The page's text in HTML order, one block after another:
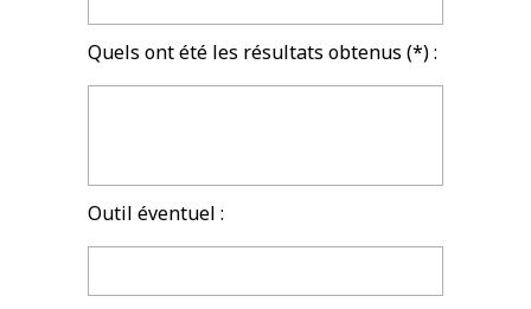
Quels ont été les résultats obtenus (*) :
Outil éventuel :